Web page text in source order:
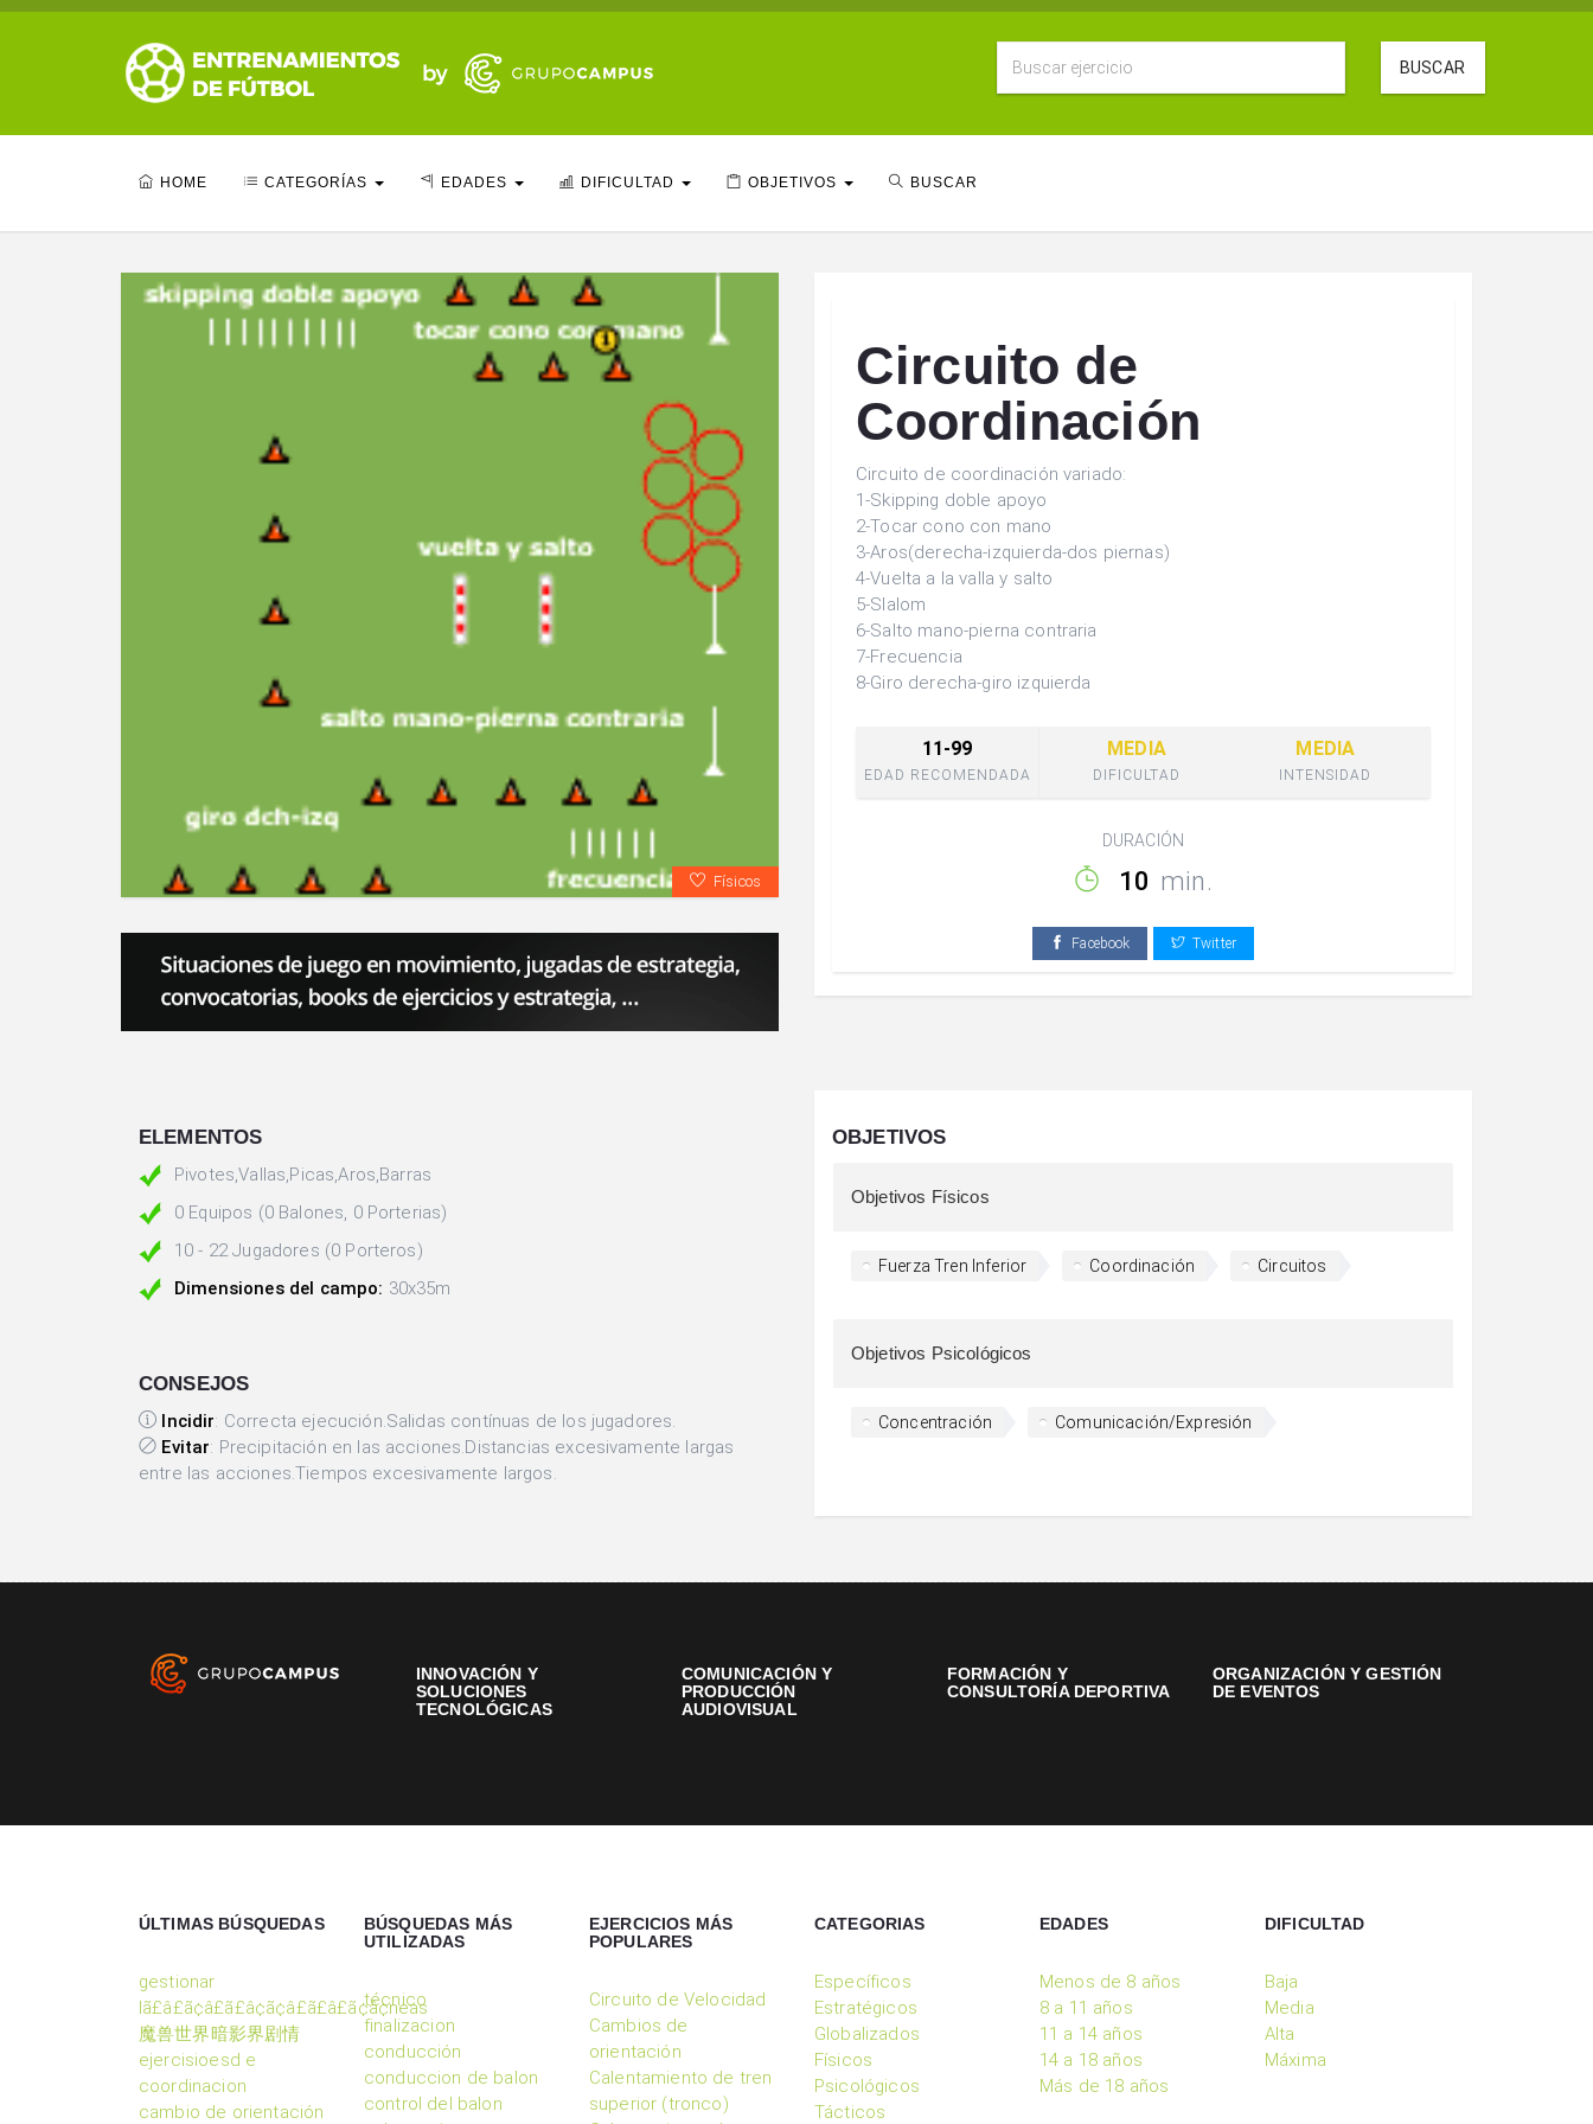
BUSCAR
HOME CATEGORÍAS EDADES DIFICULTAD OBJETIVOS BUSCAR
Físicos
Circuito de
Coordinación
Circuito de coordinación variado:
1-Skipping doble apoyo
2-Tocar cono con mano
3-Aros(derecha-izquierda-dos piernas)
4-Vuelta a la valla y salto
5-Slalom
6-Salto mano-pierna contraria
7-Frecuencia
8-Giro derecha-giro izquierda
11-99
EDAD RECOMENDADA
MEDIA
DIFICULTAD
MEDIA
INTENSIDAD
DURACIÓN
10 min.
Facebook Twitter
ELEMENTOS
Pivotes,Vallas,Picas,Aros,Barras
0 Equipos (0 Balones, 0 Porterias)
10 - 22 Jugadores (0 Porteros)
Dimensiones del campo: 30x35m
CONSEJOS
Incidir: Correcta ejecución.Salidas contínuas de los jugadores.
Evitar: Precipitación en las acciones.Distancias excesivamente largas
entre las acciones.Tiempos excesivamente largos.
OBJETIVOS
Objetivos Físicos
Fuerza Tren Inferior Coordinación Circuitos
Objetivos Psicológicos
Concentración Comunicación/Expresión
INNOVACIÓN Y
SOLUCIONES
TECNOLÓGICAS
COMUNICACIÓN Y
PRODUCCIÓN
AUDIOVISUAL
FORMACIÓN Y
CONSULTORÍA DEPORTIVA
ORGANIZACIÓN Y GESTIÓN
DE EVENTOS
ÚLTIMAS BÚSQUEDAS
gestionar
lã£â£ã¢â£ã£â¢ã¢â£ã£â£ã¢â¢neas
魔兽世界暗影界剧情
ejercisioesd e
coordinacion
cambio de orientación
BÚSQUEDAS MÁS
UTILIZADAS
técnico
finalizacion
conducción
conduccion de balon
control del balon
EJERCICIOS MÁS
POPULARES
Circuito de Velocidad
Cambios de
orientación
Calentamiento de tren
superior (tronco)
CATEGORIAS
Específicos
Estratégicos
Globalizados
Físicos
Psicológicos
Tácticos
EDADES
Menos de 8 años
8 a 11 años
11 a 14 años
14 a 18 años
Más de 18 años
DIFICULTAD
Baja
Media
Alta
Máxima